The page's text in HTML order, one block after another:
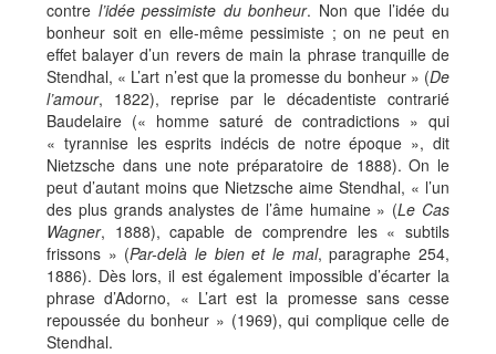
contre l’idée pessimiste du bonheur. Non que l’idée du
bonheur soit en elle-même pessimiste ; on ne peut en
effet balayer d’un revers de main la phrase tranquille de
Stendhal, « L’art n’est que la promesse du bonheur » (De
l’amour, 1822), reprise par le décadentiste contrarié
Baudelaire (« homme saturé de contradictions » qui
« tyrannise les esprits indécis de notre époque », dit
Nietzsche dans une note préparatoire de 1888). On le
peut d’autant moins que Nietzsche aime Stendhal, « l’un
des plus grands analystes de l’âme humaine » (Le Cas
Wagner, 1888), capable de comprendre les « subtils
frissons » (Par-delà le bien et le mal, paragraphe 254,
1886). Dès lors, il est également impossible d’écarter la
phrase d’Adorno, « L’art est la promesse sans cesse
repoussée du bonheur » (1969), qui complique celle de
Stendhal.